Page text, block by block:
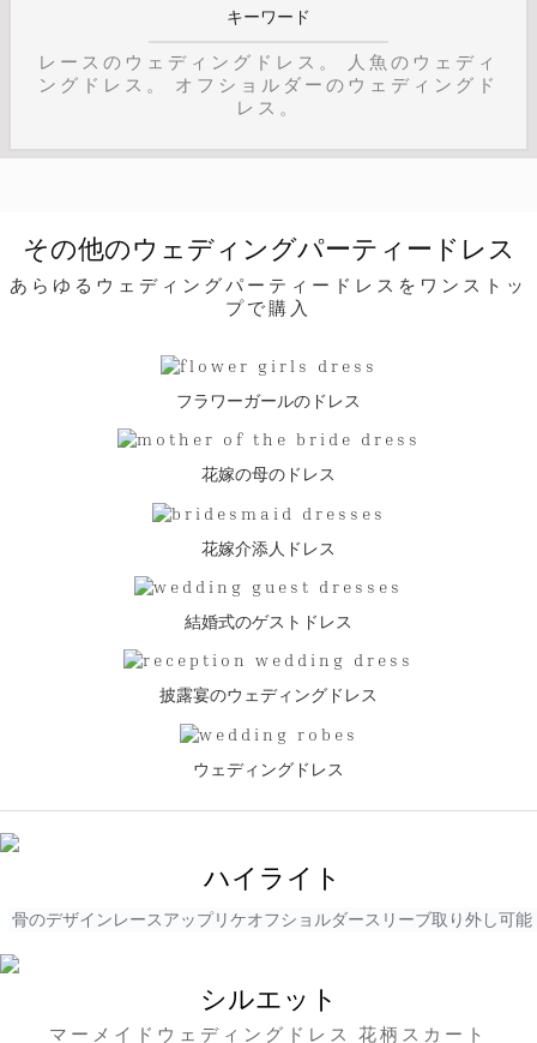
キーワード
レースのウェディングドレス。 人魚のウェディ
ングドレス。 オフショルダーのウェディングド
レス。
その他のウェディングパーティードレス
あらゆるウェディングパーティードレスをワンストッ
プで購入
フラワーガールのドレス
花嫁の母のドレス
花嫁介添人ドレス
結婚式のゲストドレス
披露宴のウェディングドレス
ウェディングドレス
ハイライト
骨のデザインレースアップリケオフショルダースリーブ取り外し可能
シルエット
マーメイドウェディングドレス 花柄スカート